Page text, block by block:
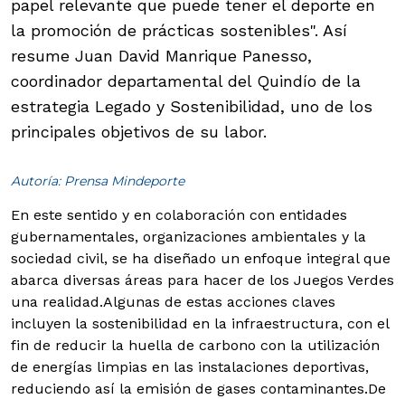
papel relevante que puede tener el deporte en
la promoción de prácticas sostenibles". Así
resume Juan David Manrique Panesso,
coordinador departamental del Quindío de la
estrategia Legado y Sostenibilidad, uno de los
principales objetivos de su labor.
Autoría: Prensa Mindeporte
En este sentido y en colaboración con entidades
gubernamentales, organizaciones ambientales y la
sociedad civil, se ha diseñado un enfoque integral que
abarca diversas áreas para hacer de los Juegos Verdes
una realidad.Algunas de estas acciones claves
incluyen la sostenibilidad en la infraestructura, con el
fin de reducir la huella de carbono con la utilización
de energías limpias en las instalaciones deportivas,
reduciendo así la emisión de gases contaminantes.De